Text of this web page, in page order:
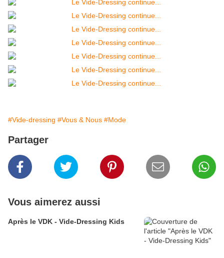
#Vide-dressing #Vous & Nous #Mode
Partager
Vous aimerez aussi
Après le VDK - Vide-Dressing Kids